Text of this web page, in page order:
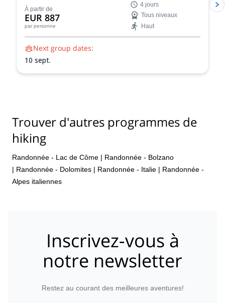
soigneusement conçue met en valeur toute l’essence
du Tour du Mont Blanc, vous permettant de découvrir
la diversité de ses paysages et la richesse de son
patrimoine culturel dans une expérience condensée
mais inoubliable.
À partir de
EUR 887
par personne
4 jours
Tous niveaux
Haut
Next group dates:
10 sept.
Trouver d'autres programmes de
hiking
Randonnée - Lac de Côme | Randonnée - Bolzano
| Randonnée - Dolomites | Randonnée - Italie | Randonnée -
Alpes italiennes
Inscrivez-vous à
notre newsletter
Restez au courant des meilleures aventures!